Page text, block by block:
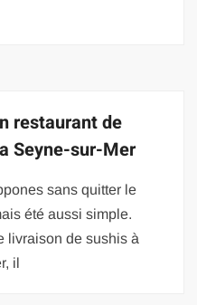
restaurant de
Seyne-sur-Mer
sans quitter le
été aussi simple.
livraison de sushis à
il